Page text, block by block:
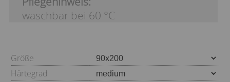
waschbar bei 60 °C
Größe
Härtegrad